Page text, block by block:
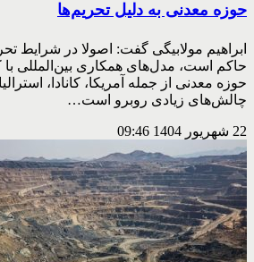
حوزه معدنی به دلیل تحریم‌ها
ابراهیم مولابیگی گفت: اصولا در شرایط
حاکم است، مدل‌های همکاری بین‌المللی
حوزه معدنی از جمله آمریکا، کانادا،
چالش‌های زیادی روبرو است…
22 شهریور 1404 09:46